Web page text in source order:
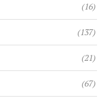
(16)
(137)
(21)
(67)